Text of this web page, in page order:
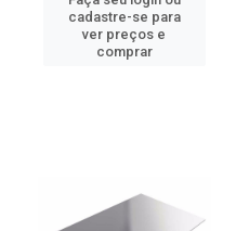
cadastre-se para
ver preços e
comprar